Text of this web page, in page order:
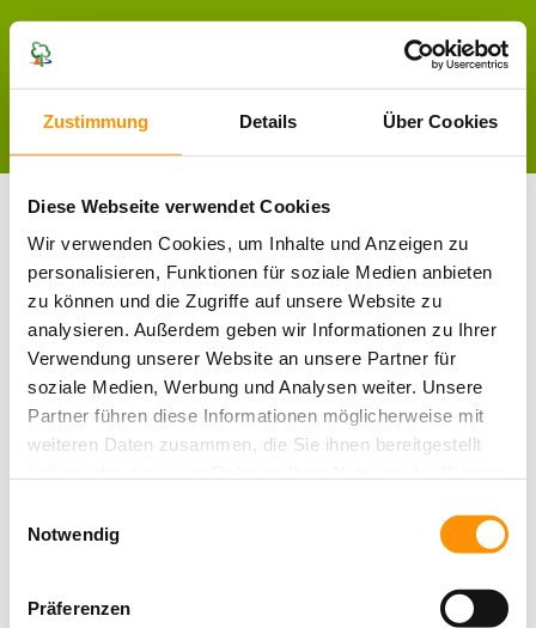
Zustimmung Details Über Cookies
Diese Webseite verwendet Cookies
Wir verwenden Cookies, um Inhalte und Anzeigen zu
personalisieren, Funktionen für soziale Medien anbieten
zu können und die Zugriffe auf unsere Website zu
analysieren. Außerdem geben wir Informationen zu Ihrer
Verwendung unserer Website an unsere Partner für
soziale Medien, Werbung und Analysen weiter. Unsere
Partner führen diese Informationen möglicherweise mit
weiteren Daten zusammen, die Sie ihnen bereitgestellt
Notwendig
Präferenzen
Terrasse aus Bambus